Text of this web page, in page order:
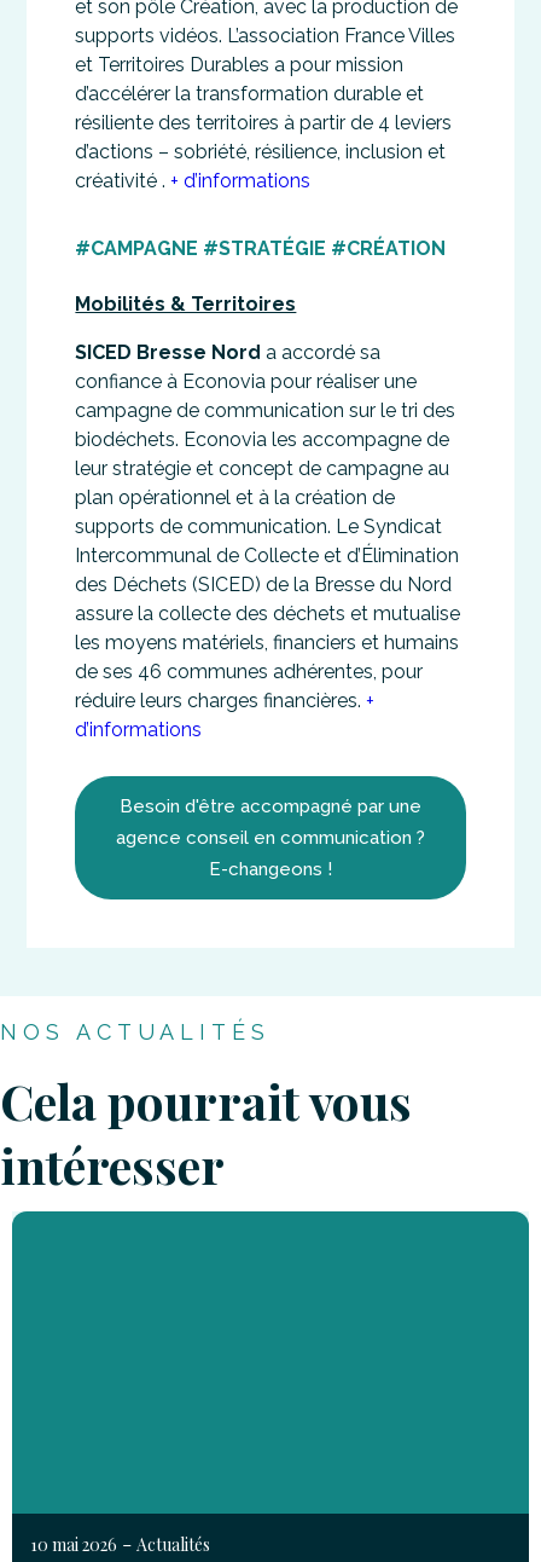
et son pôle Création, avec la production de
supports vidéos. L’association France Villes
et Territoires Durables a pour mission
d’accélérer la transformation durable et
résiliente des territoires à partir de 4 leviers
d’actions – sobriété, résilience, inclusion et
créativité .+ d’informations
#CAMPAGNE #STRATÉGIE #CRÉATION
Mobilités & Territoires
SICED Bresse Nord a accordé sa
confiance à Econovia pour réaliser une
campagne de communication sur le tri des
biodéchets. Econovia les accompagne de
leur stratégie et concept de campagne au
plan opérationnel et à la création de
supports de communication. Le Syndicat
Intercommunal de Collecte et d’Élimination
des Déchets (SICED) de la Bresse du Nord
assure la collecte des déchets et mutualise
les moyens matériels, financiers et humains
de ses 46 communes adhérentes, pour
réduire leurs charges financières.+
d’informations
Besoin d'être accompagné par une
agence conseil en communication ?
E-changeons !
NOS ACTUALITÉS
Cela pourrait vous
intéresser
10 mai 2026 - Actualités